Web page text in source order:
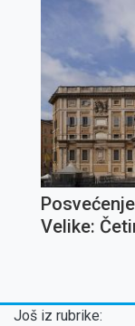
Velike:
Još iz rubrike: